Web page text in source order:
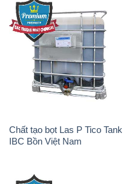
Chất tạo bọt Las P Tico Tank
IBC Bồn Việt Nam